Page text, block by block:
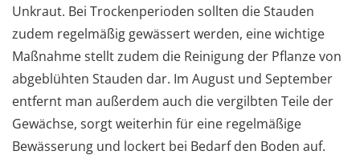
Unkraut. Bei Trockenperioden sollten die Stauden
zudem regelmäßig gewässert werden, eine wichtige
Maßnahme stellt zudem die Reinigung der Pflanze von
abgeblühten Stauden dar. Im August und September
entfernt man außerdem auch die vergilbten Teile der
Gewächse, sorgt weiterhin für eine regelmäßige
Bewässerung und lockert bei Bedarf den Boden auf.